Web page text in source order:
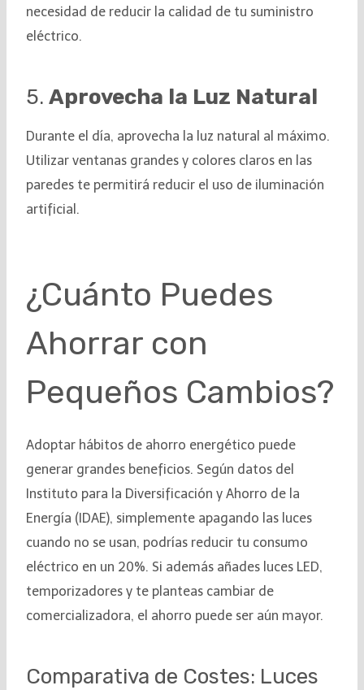
necesidad de reducir la calidad de tu suministro
eléctrico.
5. Aprovecha la Luz Natural
Durante el día, aprovecha la luz natural al máximo.
Utilizar ventanas grandes y colores claros en las
paredes te permitirá reducir el uso de iluminación
artificial.
¿Cuánto Puedes
Ahorrar con
Pequeños Cambios?
Adoptar hábitos de ahorro energético puede
generar grandes beneficios. Según datos del
Instituto para la Diversificación y Ahorro de la
Energía (IDAE), simplemente apagando las luces
cuando no se usan, podrías reducir tu consumo
eléctrico en un 20%. Si además añades luces LED,
temporizadores y te planteas cambiar de
comercializadora, el ahorro puede ser aún mayor.
Comparativa de Costes: Luces